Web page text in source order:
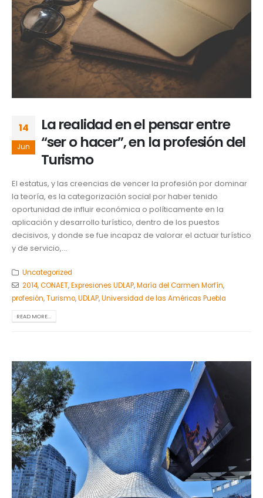
14
Jun
La realidad en el pensar entre
“ser o hacer”, en la profesión del
Turismo
El estatus, y las creencias de vencer la profesión por dominar
la teoría, es la categorización social por haber tenido
oportunidad de influir económica o políticamente en la
aplicación y desarrollo turístico, dentro de los puestos
decisivos, y donde se fue incapaz de valorar el actuar turístico
y de servicio,...
Uncategorized
2014,CONAET,Expresiones UDLAP,María del Carmen Morfín,
profesión,Turismo,UDLAP,Universidad de las Américas Puebla
READ MORE...